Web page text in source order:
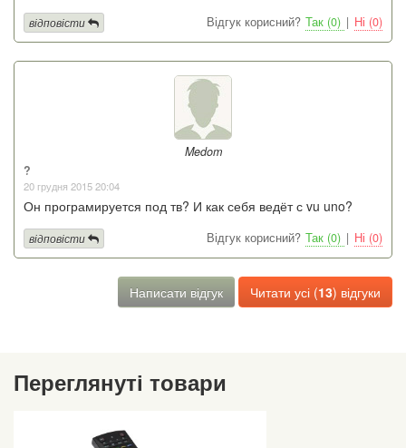
Відгук корисний? Так (0) | Ні (0)
відповісти
Medom
?
20 грудня 2015 20:04
Он програмируется под тв? И как себя ведёт с vu uno?
Відгук корисний? Так (0) | Ні (0)
відповісти
Написати відгук Читати усі (13) відгуки
Переглянуті товари